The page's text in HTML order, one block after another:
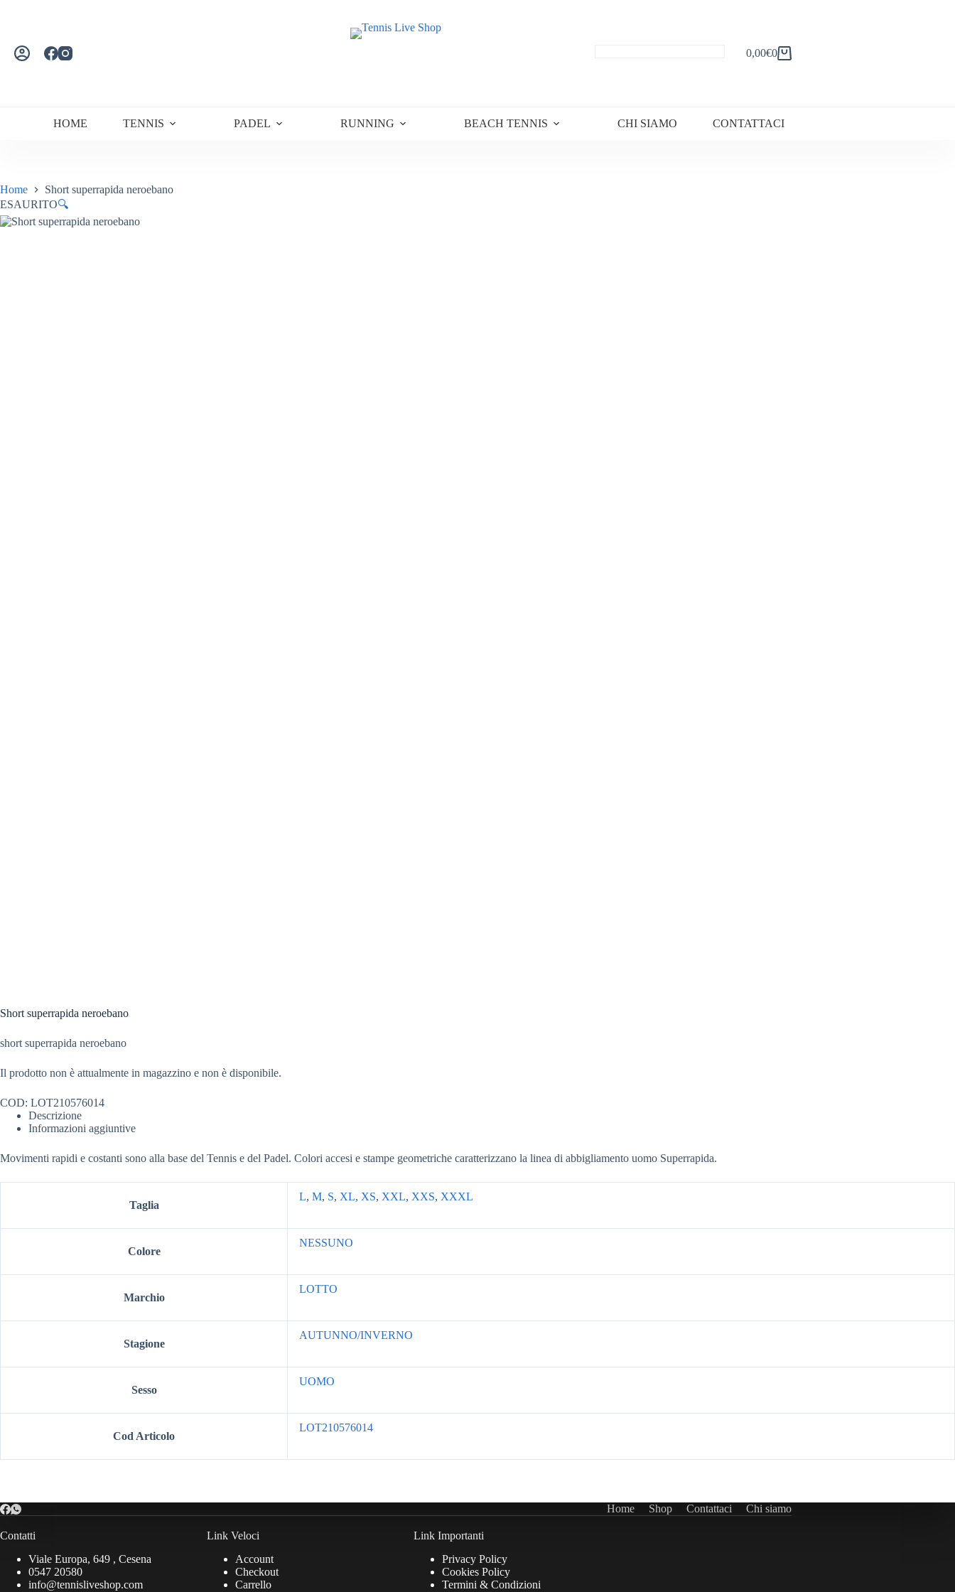
Carrello
0,00€0
HOME TENNIS PADEL RUNNING BEACH TENNIS CHI SIAMO CONTATTACI
Home
Short superrapida neroebano
ESAURITO🔍
Short superrapida neroebano
short superrapida neroebano
Il prodotto non è attualmente in magazzino e non è disponibile.
COD: LOT210576014
Descrizione
Informazioni aggiuntive
Movimenti rapidi e costanti sono alla base del Tennis e del Padel. Colori accesi e stampe geometriche caratterizzano la linea di abbigliamento uomo Superrapida.
Taglia
L, M, S, XL, XS, XXL, XXS, XXXL
Colore
NESSUNO
Marchio
LOTTO
Stagione
AUTUNNO/INVERNO
Sesso
UOMO
Cod Articolo
LOT210576014
Home Shop Contattaci Chi siamo
Contatti
Viale Europa, 649 , Cesena
0547 20580
info@tennisliveshop.com
Link Veloci
Account
Checkout
Carrello
Link Importanti
Privacy Policy
Cookies Policy
Termini & Condizioni